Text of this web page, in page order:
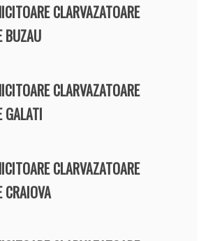
CLARVAZATOARE
BUZAU
CLARVAZATOARE
GALATI
CLARVAZATOARE
CRAIOVA